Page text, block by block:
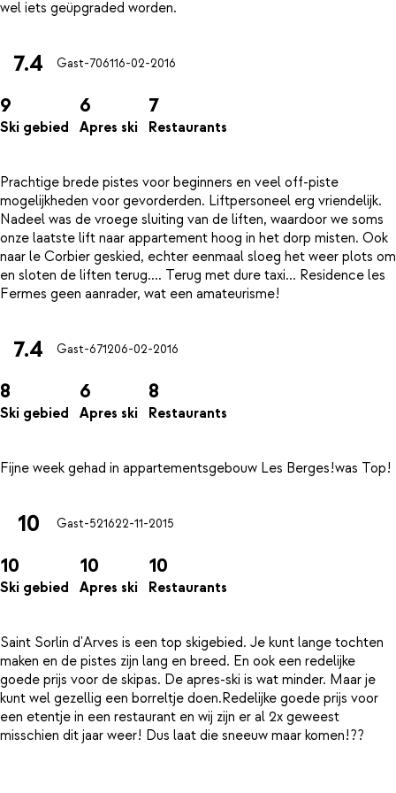
7.4 Gast-706116-02-2016
9
Ski gebied
6
Apres ski
7
Restaurants
Prachtige brede pistes voor beginners en veel off-piste
mogelijkheden voor gevorderden. Liftpersoneel erg vriendelijk.
Nadeel was de vroege sluiting van de liften, waardoor we soms
onze laatste lift naar appartement hoog in het dorp misten. Ook
naar le Corbier geskied, echter eenmaal sloeg het weer plots om
en sloten de liften terug.... Terug met dure taxi... Residence les
7.4 Gast-671206-02-2016
8
Ski gebied
6
Apres ski
8
Restaurants
10 Gast-521622-11-2015
10
Ski gebied
10
Apres ski
10
Restaurants
Saint Sorlin d'Arves is een top skigebied. Je kunt lange tochten
maken en de pistes zijn lang en breed. En ook een redelijke
goede prijs voor de skipas. De apres-ski is wat minder. Maar je
kunt wel gezellig een borreltje doen.Redelijke goede prijs voor
een etentje in een restaurant en wij zijn er al 2x geweest
misschien dit jaar weer! Dus laat die sneeuw maar komen!??